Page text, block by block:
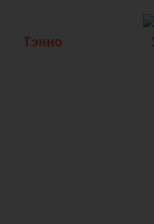
Тэнно